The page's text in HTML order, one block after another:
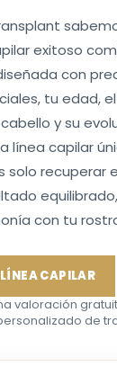
exitoso
con
tu edad,
y su
línea capilar
solo recuperar
con tu
CAPILAR
valoración
de